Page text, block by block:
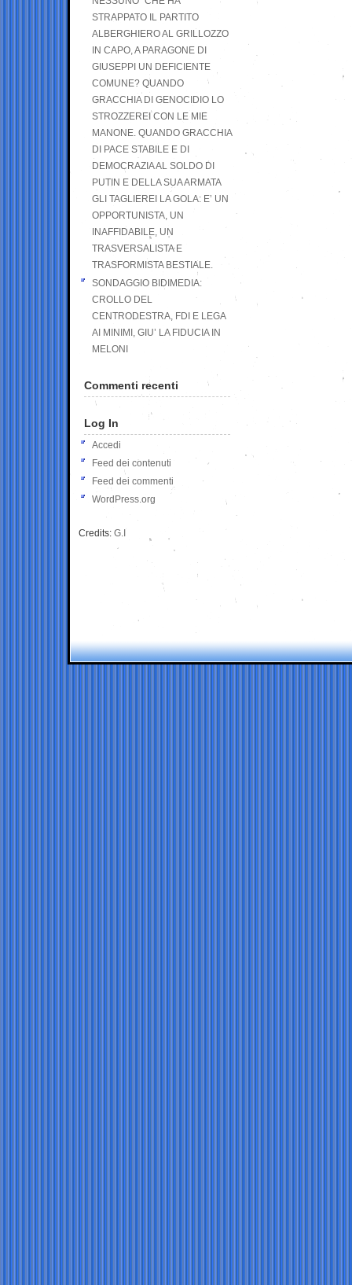
STRAPPATO IL PARTITO
ALBERGHIERO AL GRILLOZZO
IN CAPO, A PARAGONE DI
GIUSEPPI UN DEFICIENTE
COMUNE? QUANDO
GRACCHIA DI GENOCIDIO LO
STROZZEREI CON LE MIE
MANONE. QUANDO GRACCHIA
DI PACE STABILE E DI
DEMOCRAZIA AL SOLDO DI
PUTIN E DELLA SUA ARMATA
GLI TAGLIEREI LA GOLA: E’ UN
OPPORTUNISTA, UN
INAFFIDABILE, UN
TRASVERSALISTA E
TRASFORMISTA BESTIALE.
SONDAGGIO BIDIMEDIA:
CROLLO DEL
CENTRODESTRA, FDI E LEGA
AI MINIMI, GIU’ LA FIDUCIA IN
MELONI
Commenti recenti
Log In
Accedi
Feed dei contenuti
Feed dei commenti
WordPress.org
Credits: G.I